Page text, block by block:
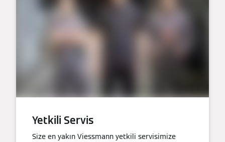
Yetkili Servis
Size en yakın Viessmann yetkili servisimize